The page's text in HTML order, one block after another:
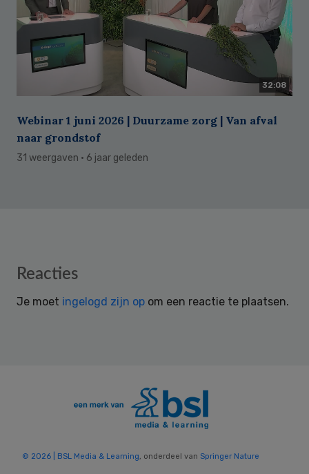
32:08
Webinar 1 juni 2026 | Duurzame zorg | Van afval
naar grondstof
31 weergaven · 6 jaar geleden
Reader
Reacties
Je moet ingelogd zijn op om een reactie te plaatsen.
© 2026 | BSL Media & Learning, onderdeel van Springer Nature